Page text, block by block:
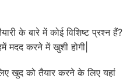
के बारे में कोई विशिष्ट प्रश्न हैं?
मदद करने में खुशी होगी|
खुद को तैयार करने के लिए यहां